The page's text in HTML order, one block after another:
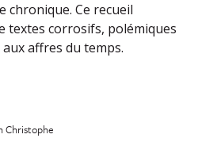
chronique. Ce recueil
textes corrosifs, polémiques
affres du temps.
Christophe